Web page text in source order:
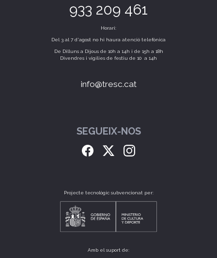
933 209 461
Horari:
Del 3 al 7 d'agost no hi haura atenció telefònica
De Dilluns a Dijous de 10h a 14h i de 15h a 18h
Divendres i vigílies de festiu de 10 a 14h
info@tresc.cat
SEGUEIX-NOS
Projecte tecnològic subvencionat per:
Amb el suport de: